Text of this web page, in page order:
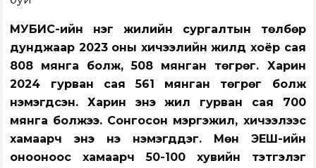
МУБИС-ийн нэг жилийн сургалтын төлбөр
дунджаар 2023 оны хичээлийн жилд хоёр сая
808 мянга болж, 508 мянган төгрөг. Харин
2024 гурван сая 561 мянган төгрөг болж
нэмэгдсэн. Харин энэ жил гурван сая 700
мянга болжээ. Сонгосон мэргэжил, хичээлээс
хамаарч энэ үнэ нэмэгддэг. Мөн ЭЕШ-ийн
онооноос хамаарч 50-100 хувийн тэтгэлэг